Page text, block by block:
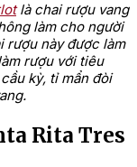
là chai rượu vang
làm cho người
rượu này được làm
rượu với tiêu
kỳ, tỉ mẩn đòi
Rita Tres